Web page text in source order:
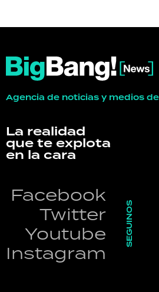
Agencia de noticias y medios
La realidad
que te explota
en la cara
Facebook
Twitter
Youtube
Instagram
SEGUINOS